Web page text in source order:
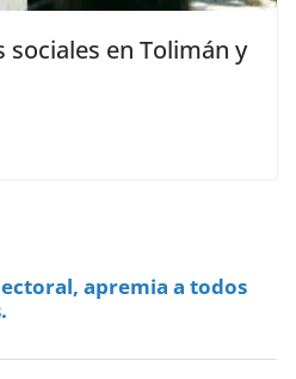
sociales en Tolimán y